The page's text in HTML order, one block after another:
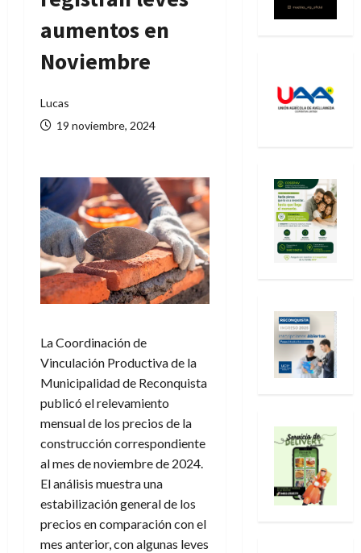
aumentos en
Noviembre
Lucas
19 noviembre, 2024
La Coordinación de
Vinculación Productiva de la
Municipalidad de Reconquista
publicó el relevamiento
mensual de los precios de la
construcción correspondiente
al mes de noviembre de 2024.
El análisis muestra una
estabilización general de los
precios en comparación con el
mes anterior, con algunas leves